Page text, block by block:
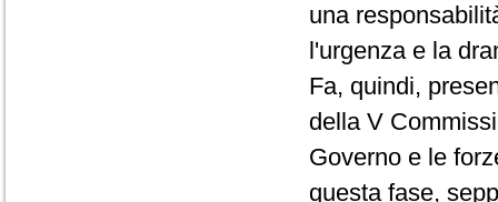
una
l'urgenza e la
Fa, quindi,
della V
Governo e le
questa fase,